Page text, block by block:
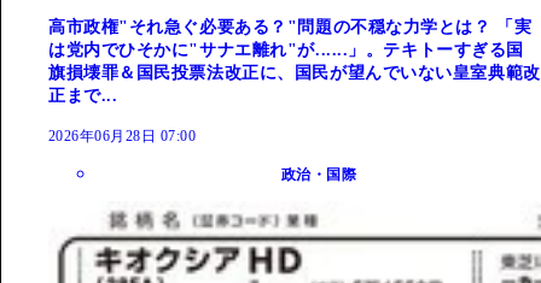
高市政権"それ急ぐ必要ある？"問題の不穏な力学とは？ 「実
は党内でひそかに"サナエ離れ"が......」。テキトーすぎる国
旗損壊罪＆国民投票法改正に、国民が望んでいない皇室典範改
正まで...
2026年06月28日 07:00
政治・国際